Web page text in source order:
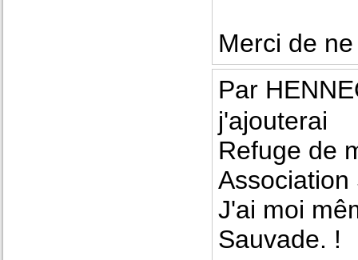
Merci de
Par
j'ajouterai
Refuge de
Association
J'ai moi
Sauvade. !